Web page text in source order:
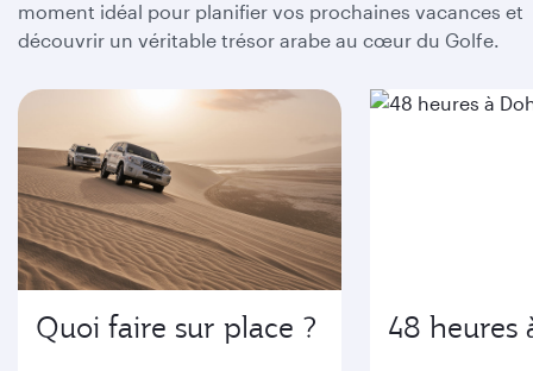
moment idéal pour planifier vos prochaines vacances et
découvrir un véritable trésor arabe au cœur du Golfe.
Quoi faire sur place ? 48 heures